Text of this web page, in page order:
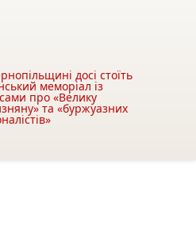
досі стоїть
меморіал із
про «Велику
та «буржуазних